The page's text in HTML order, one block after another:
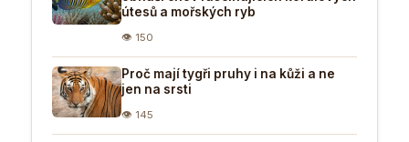
útesů a mořských ryb
👁 150
Proč mají tygři pruhy i na kůži a ne
jen na srsti
👁 145